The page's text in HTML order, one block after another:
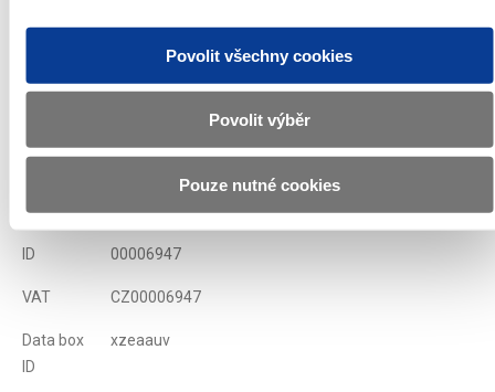
Povolit všechny cookies
Povolit výběr
Pouze nutné cookies
Ministry of Finance of the Czech Republic
Letenská 15, 118 10 Praha
E-mail podatelna@mf.gov.cz
ID 00006947
VAT CZ00006947
Data box
ID
xzeaauv